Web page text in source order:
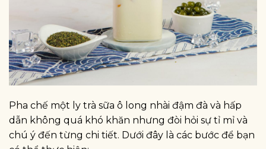
Pha chế một ly trà sữa ô long nhài đậm đà và hấp
dẫn không quá khó khăn nhưng đòi hỏi sự tỉ mỉ và
chú ý đến từng chi tiết. Dưới đây là các bước để bạn